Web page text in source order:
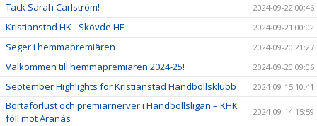
Tack Sarah Carlström! 2024-09-22 00:46
Kristianstad HK - Skövde HF 2024-09-21 00:02
Seger i hemmapremiären 2024-09-20 21:27
Välkommen till hemmapremiären 2024-25! 2024-09-20 09:06
September Highlights för Kristianstad Handbollsklubb 2024-09-15 10:41
Bortaförlust och premiärnerver i Handbollsligan – KHK
föll mot Aranäs
2024-09-14 15:59